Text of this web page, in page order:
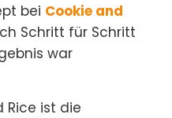
bei Cookie and
Schritt für Schritt
war
Rice ist die